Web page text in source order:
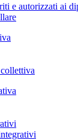
e autorizzati ai